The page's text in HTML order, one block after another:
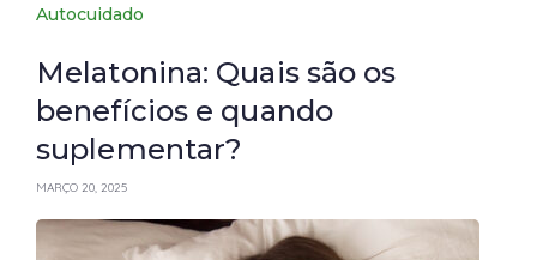
Autocuidado
Melatonina: Quais são os
benefícios e quando
suplementar?
MARÇO 20, 2025